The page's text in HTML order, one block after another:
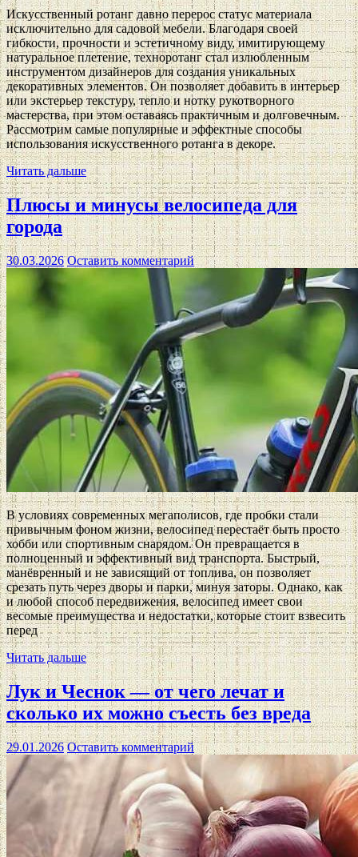
Искусственный ротанг давно перерос статус материала
исключительно для садовой мебели. Благодаря своей
гибкости, прочности и эстетичному виду, имитирующему
натуральное плетение, техноротанг стал излюбленным
инструментом дизайнеров для создания уникальных
декоративных элементов. Он позволяет добавить в интерьер
или экстерьер текстуру, тепло и нотку рукотворного
мастерства, при этом оставаясь практичным и долговечным.
Рассмотрим самые популярные и эффектные способы
использования искусственного ротанга в декоре.
Читать дальше
Плюсы и минусы велосипеда для
города
30.03.2026 Оставить комментарий
В условиях современных мегаполисов, где пробки стали
привычным фоном жизни, велосипед перестаёт быть просто
хобби или спортивным снарядом. Он превращается в
полноценный и эффективный вид транспорта. Быстрый,
манёвренный и не зависящий от топлива, он позволяет
срезать путь через дворы и парки, минуя заторы. Однако, как
и любой способ передвижения, велосипед имеет свои
весомые преимущества и недостатки, которые стоит взвесить
перед
Читать дальше
Лук и Чеснок — от чего лечат и
сколько их можно съесть без вреда
29.01.2026 Оставить комментарий